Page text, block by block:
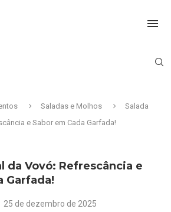
Saladas e Molhos
Salada
e Sabor em Cada Garfada!
da Vovó: Refrescância e
Garfada!
25 de dezembro de 2025